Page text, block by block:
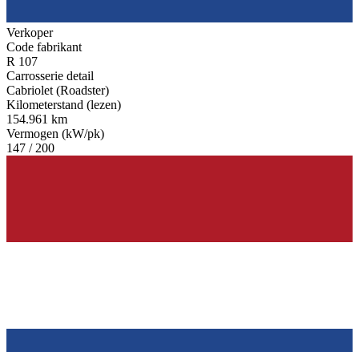
Verkoper
Code fabrikant
R 107
Carrosserie detail
Cabriolet (Roadster)
Kilometerstand (lezen)
154.961 km
Vermogen (kW/pk)
147 / 200